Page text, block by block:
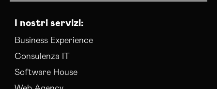
I nostri servizi:
Business Experience
Consulenza IT
Software House